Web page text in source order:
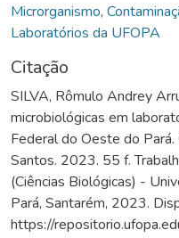
Microrganismo,
Laboratórios da UFOPA
Citação
SILVA, Rômulo Andrey
microbiológicas em
Federal do Oeste do
Santos. 2023. 55 f.
(Ciências Biológicas) -
Pará, Santarém, 2023.
https://